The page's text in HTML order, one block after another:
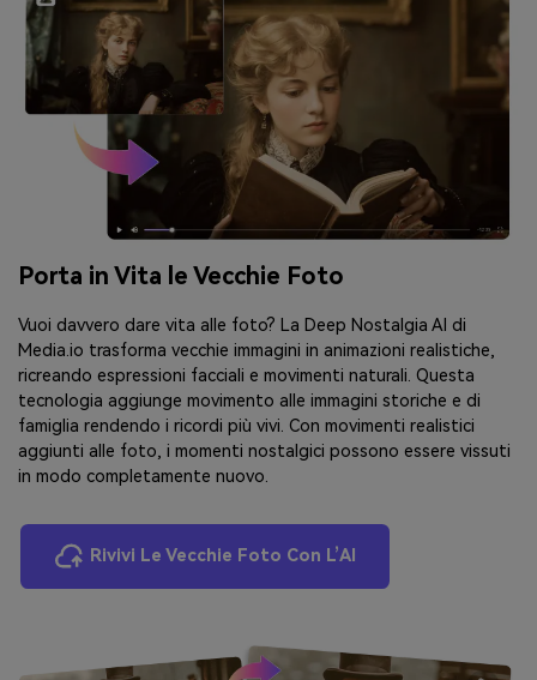
Porta in Vita le Vecchie Foto
Vuoi davvero dare vita alle foto? La Deep Nostalgia AI di
Media.io trasforma vecchie immagini in animazioni realistiche,
ricreando espressioni facciali e movimenti naturali. Questa
tecnologia aggiunge movimento alle immagini storiche e di
famiglia rendendo i ricordi più vivi. Con movimenti realistici
aggiunti alle foto, i momenti nostalgici possono essere vissuti
in modo completamente nuovo.
Rivivi Le Vecchie Foto Con L’AI